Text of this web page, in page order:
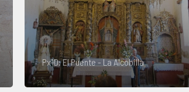
Px1D: El Puente - La Alcobilla